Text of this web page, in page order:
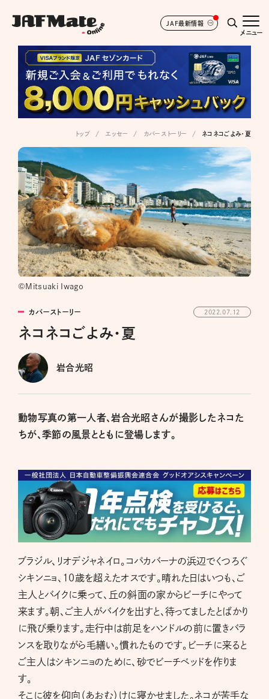
JAF最新情報
メニュー
トップ エッセー カバーストーリー ネコネコごよみ・夏
©Mitsuaki Iwago
カバーストーリー 2022.07.12
ネコネコごよみ・夏
岩合光昭
動物写真の第一人者、岩合光昭さんが撮影したネコた
ちが、季節の風景とともに登場します。
ブラジル、リオデジャネイロ。コパカバーナの浜辺でくつろぐ
シキンニョ、10歳を超えたオスです。晴れた日はいつも、ご
主人とバイクに乗って、丘の斜面の家からビーチにやって
来ます。朝、ご主人がバイクを出すと、待ってましたとばかり
に飛び乗ります。走行中は前足をハンドルの前に置きバラ
ンスを取りながら毛繕い。慣れたものです。ビーチに来ると
ご主人はシキンニョのために、砂でビーチベッドを作りま
す。
そこに彼を仰向（あおむ）けに寝かせました。ネコが苦手な